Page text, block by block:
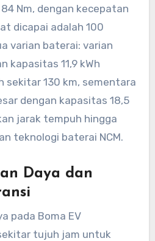
Nm, dengan kecepatan
dicapai adalah 100
varian baterai: varian
kapasitas 11,9 kWh
sekitar 130 km, sementara
dengan kapasitas 18,5
jarak tempuh hingga
teknologi baterai NCM.
Daya dan
pada Boma EV
tujuh jam untuk